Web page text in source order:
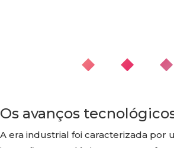
◆ ◆ ◆
Os avanços
A era industrial foi caracterizada por